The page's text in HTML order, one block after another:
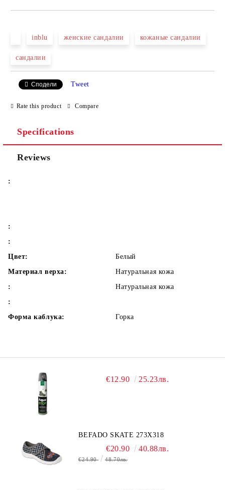
We will contact you to finalize the order
inblu женские сандалии кожаные сандалии
сандалии
Сподели Tweet
Rate this product Compare
Specifications
Reviews
:
:
:
Цвет:
Белый
Материал верха:
Натуральная кожа
:
Натуральная кожа
:
Форма каблука:
Горка
€12.90 25.23лв.
BEFADO SKATE 273X318
€20.90 40.88лв.
€24.90 48.70лв.